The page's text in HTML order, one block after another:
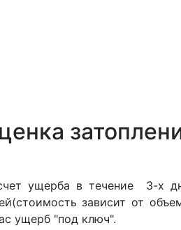
ущерба в течение 3-х
зависит от
ущерб "под ключ".